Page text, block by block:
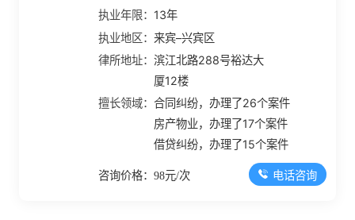
执业年限： 13年
执业地区：来宾–兴宾区
律所地址：滨江北路288号裕达大
厦12楼
擅长领域：合同纠纷，办理了26个案件
房产物业，办理了17个案件
借贷纠纷，办理了15个案件
咨询价格：98元/次 电话咨询